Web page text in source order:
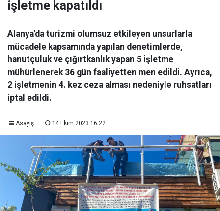
işletme kapatıldı
Alanya'da turizmi olumsuz etkileyen unsurlarla
mücadele kapsamında yapılan denetimlerde,
hanutçuluk ve çığırtkanlık yapan 5 işletme
mühürlenerek 36 gün faaliyetten men edildi. Ayrıca,
2 işletmenin 4. kez ceza alması nedeniyle ruhsatları
iptal edildi.
Asayiş 14 Ekim 2023 16:22